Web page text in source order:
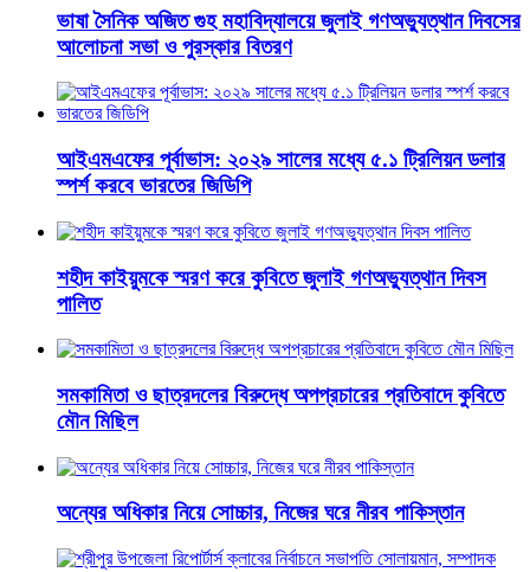
ভাষা সৈনিক অজিত গুহ মহাবিদ্যালয়ে জুলাই গণঅভ্যুত্থান দিবসের
আলোচনা সভা ও পুরস্কার বিতরণ
​আইএমএফের পূর্বাভাস: ২০২৯ সালের মধ্যে ৫.১ ট্রিলিয়ন ডলার
স্পর্শ করবে ভারতের জিডিপি
শহীদ কাইয়ুমকে স্মরণ করে কুবিতে জুলাই গণঅভ্যুত্থান দিবস
পালিত
সমকামিতা ও ছাত্রদলের বিরুদ্ধে অপপ্রচারের প্রতিবাদে কুবিতে
মৌন মিছিল
অন্যের অধিকার নিয়ে সোচ্চার, নিজের ঘরে নীরব পাকিস্তান